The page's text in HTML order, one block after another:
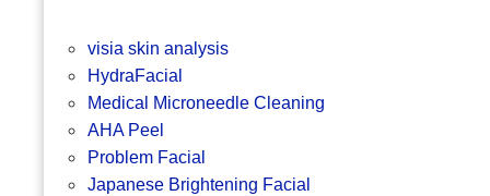
visia skin analysis
HydraFacial
Medical Microneedle Cleaning
AHA Peel
Problem Facial
Japanese Brightening Facial